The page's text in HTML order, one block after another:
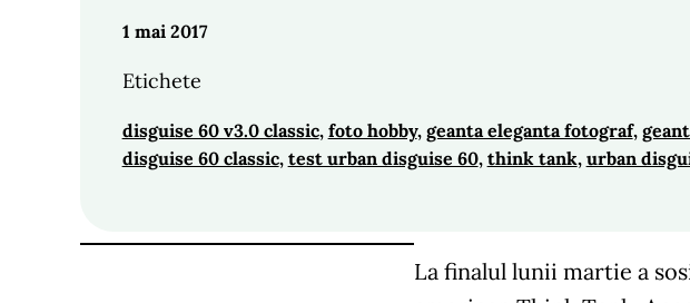
1 mai 2017
Etichete
disguise 60 v3.0 classic, foto hobby, geanta eleganta fotograf,
disguise 60 classic, test urban disguise 60, think tank, urban
La finalul lunii martie a